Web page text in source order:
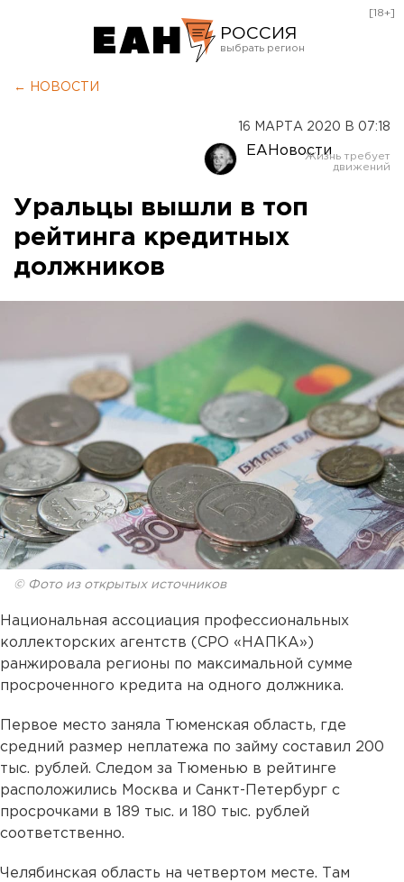
РОССИЯ
Оренбург
[18+]
← НОВОСТИ
16 МАРТА 2020 В 07:18
ЕАНовости
Уральцы вышли в топ
рейтинга кредитных
должников
© Фото из открытых источников
Национальная ассоциация профессиональных
коллекторских агентств (СРО «НАПКА»)
ранжировала регионы по максимальной сумме
просроченного кредита на одного должника.
Первое место заняла Тюменская область, где
средний размер неплатежа по займу составил 200
тыс. рублей. Следом за Тюменью в рейтинге
расположились Москва и Санкт-Петербург с
просрочками в 189 тыс. и 180 тыс. рублей
соответственно.
Челябинская область на четвертом месте. Там